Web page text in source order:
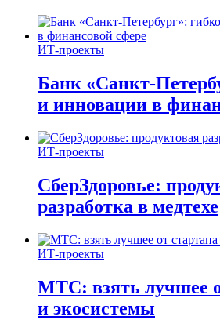
ИТ-проекты
Банк «Санкт-
и инновации в
ИТ-проекты
СберЗдоровье:
разработка в медтехе
ИТ-проекты
МТС: взять лучшее
и экосистемы